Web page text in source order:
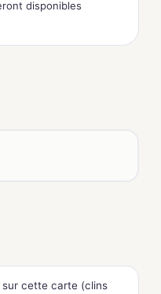
disponibles
sur cette carte (clins